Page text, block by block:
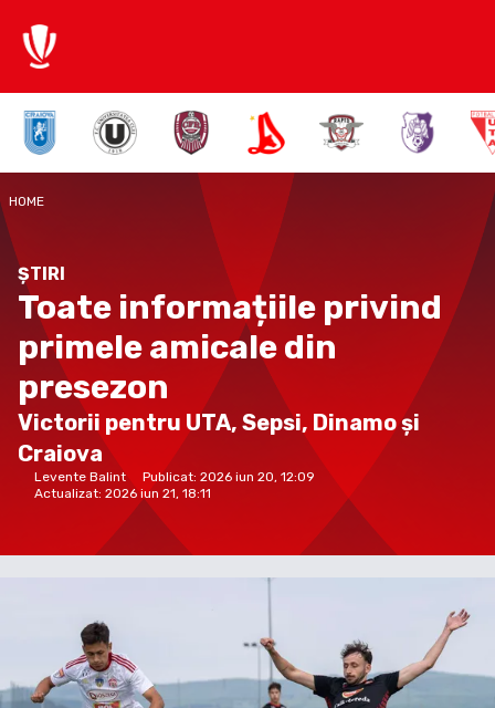
HOME
ȘTIRI
Toate informațiile privind
primele amicale din
presezon
Victorii pentru UTA, Sepsi, Dinamo și
Craiova
Levente Balint Publicat: 2026 iun 20, 12:09
Actualizat: 2026 iun 21, 18:11